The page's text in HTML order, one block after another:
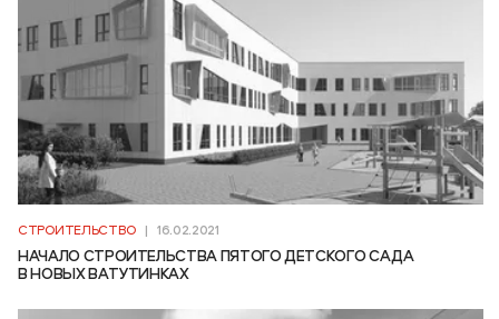
СТРОИТЕЛЬСТВО | 16.02.2021
НАЧАЛО СТРОИТЕЛЬСТВА ПЯТОГО ДЕТСКОГО САДА
В НОВЫХ ВАТУТИНКАХ